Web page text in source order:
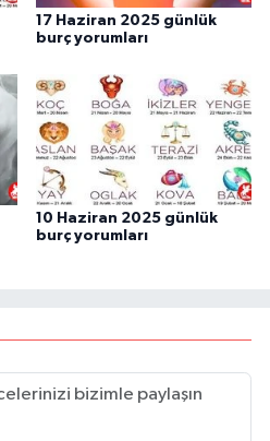
17 Haziran 2025 günlük
burç yorumları
10 Haziran 2025 günlük
burç yorumları